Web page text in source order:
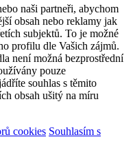
naši partneři, abychom
obsah nebo reklamy jak
subjektů. To je možné
profilu dle Vašich zájmů.
není možná bezprostřední
pouze
souhlas s těmito
obsah ušitý na míru
cookies Souhlasím s